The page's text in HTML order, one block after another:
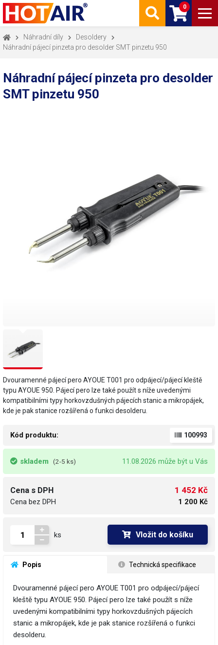
0
Náhradní díly
Desoldery
Náhradní pájecí pinzeta pro desolder SMT pinzetu 950
Náhradní pájecí pinzeta pro desolder
SMT pinzetu 950
Dvouramenné pájecí pero AYOUE T001 pro odpájecí/pájecí kleště
typu AYOUE 950. Pájecí pero lze také použít s níže uvedenými
kompatibilními typy horkovzdušných pájecích stanic a mikropájek,
kde je pak stanice rozšířená o funkci desolderu.
Kód produktu: 100993
skladem (2-5 ks) 11.08.2026 může být u Vás
Cena s DPH
Cena bez DPH
1 452 Kč
1 200 Kč
ks Vložit do košíku
Popis Technická specifikace
Dvouramenné pájecí pero AYOUE T001 pro odpájecí/pájecí
kleště typu AYOUE 950. Pájecí pero lze také použít s níže
uvedenými kompatibilními typy horkovzdušných pájecích
stanic a mikropájek, kde je pak stanice rozšířená o funkci
desolderu.